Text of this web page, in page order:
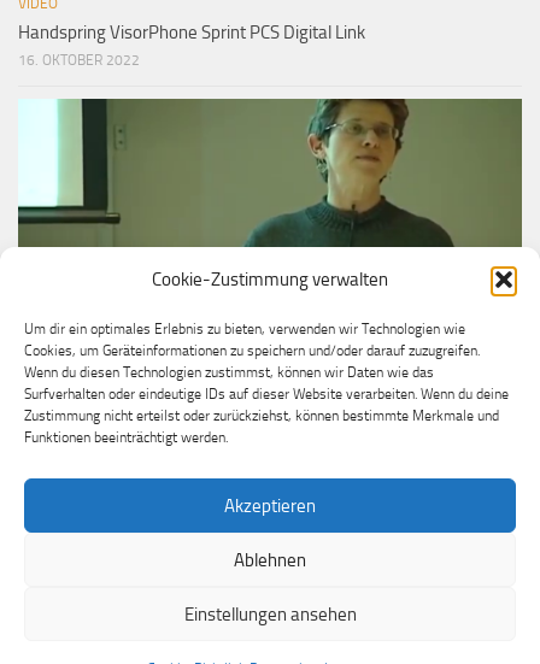
Cookie-Zustimmung verwalten
Um dir ein optimales Erlebnis zu bieten, verwenden wir Technologien wie
Cookies, um Geräteinformationen zu speichern und/oder darauf zuzugreifen.
Wenn du diesen Technologien zustimmst, können wir Daten wie das
Surfverhalten oder eindeutige IDs auf dieser Website verarbeiten. Wenn du deine
Zustimmung nicht erteilst oder zurückziehst, können bestimmte Merkmale und
Funktionen beeinträchtigt werden.
Akzeptieren
Ablehnen
Einstellungen ansehen
Handspring VisorPhone Sprint PCS Digital Link
16. OKTOBER 2022
VIDEO
Donna Dubinsky, Chairman, Handspring/Palm
16. OKTOBER 2022
Handspring Prism Fanseite © 2026. Alle Rechte vorbehalten.